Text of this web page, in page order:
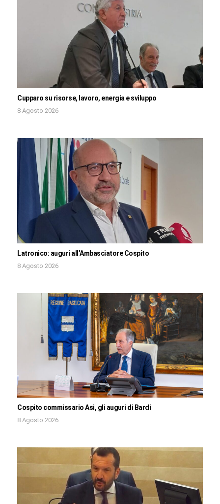
Cupparo su risorse, lavoro, energia e sviluppo
8 Agosto 2026
Latronico: auguri all’Ambasciatore Cospito
8 Agosto 2026
Cospito commissario Asi, gli auguri di Bardi
8 Agosto 2026